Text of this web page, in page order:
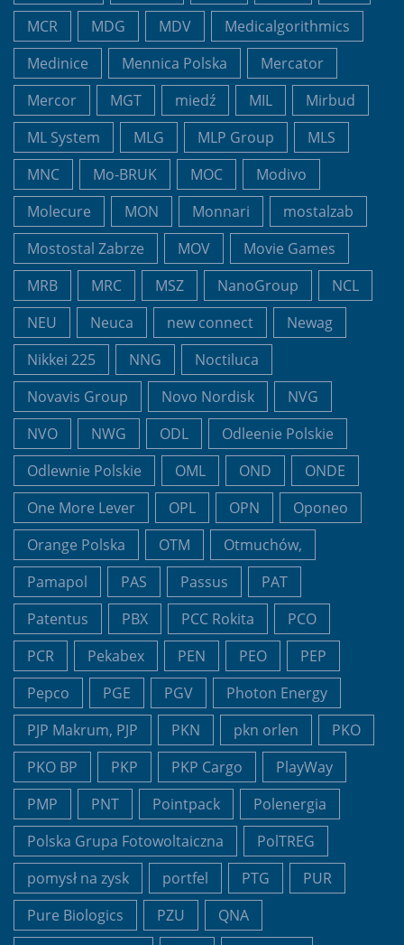
MCR
MDG MDV
Medicalgorithmics
Medinice
Mennica Polska
Mercator
Mercor
MGT miedź MIL
Mirbud
ML System
MLG MLP Group
MLS
MNC
Mo-BRUK MOC
Modivo
Molecure
MON Monnari
mostalzab
Mostostal Zabrze
MOV
Movie Games
MRB
MRC MSZ NanoGroup
NCL
NEU
Neuca new connect
Newag
Nikkei 225
NNG
Noctiluca
Novavis Group
Novo Nordisk
NVG
NVO
NWG ODL
Odleenie Polskie
Odlewnie Polskie
OML OND
ONDE
One More Lever
OPL OPN
Oponeo
Orange Polska
OTM
Otmuchów,
Pamapol
PAS Passus
PAT
Patentus
PBX PCC Rokita
PCO
PCR
Pekabex PEN PEO
PEP
Pepco
PGE PGV
Photon Energy
PJP Makrum, PJP
PKN pkn orlen
PKO
PKO BP
PKP PKP Cargo
PlayWay
PMP
PNT Pointpack
Polenergia
Polska Grupa Fotowoltaiczna
PolTREG
pomysł na zysk
portfel PTG
PUR
Pure Biologics
PZU
QNA